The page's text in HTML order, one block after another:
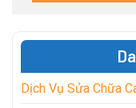
Dịch Vụ Sửa Chữa